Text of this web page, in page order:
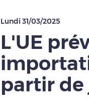
Lundi 31/03/2025
L'UE
partir de